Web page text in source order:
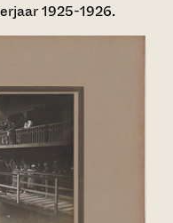
1925-1926.